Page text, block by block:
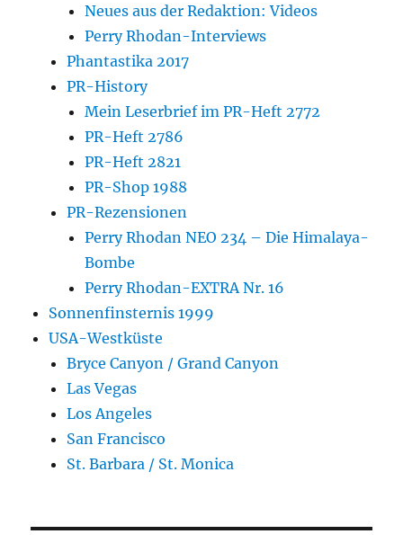
Neues aus der Redaktion: Videos
Perry Rhodan-Interviews
Phantastika 2017
PR-History
Mein Leserbrief im PR-Heft 2772
PR-Heft 2786
PR-Heft 2821
PR-Shop 1988
PR-Rezensionen
Perry Rhodan NEO 234 – Die Himalaya-
Bombe
Perry Rhodan-EXTRA Nr. 16
Sonnenfinsternis 1999
USA-Westküste
Bryce Canyon / Grand Canyon
Las Vegas
Los Angeles
San Francisco
St. Barbara / St. Monica